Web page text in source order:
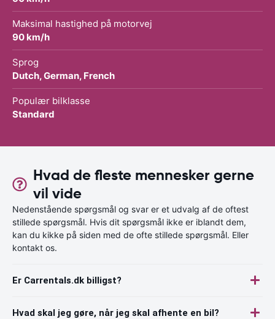
Maksimal hastighed på motorvej
90 km/h
Sprog
Dutch, German, French
Populær bilklasse
Standard
Hvad de fleste mennesker gerne
vil vide
Nedenstående spørgsmål og svar er et udvalg af de oftest
stillede spørgsmål. Hvis dit spørgsmål ikke er iblandt dem,
kan du kikke på siden med de ofte stillede spørgsmål. Eller
kontakt os.
Er Carrentals.dk billigst?
Hvad skal jeg gøre, når jeg skal afhente en bil?